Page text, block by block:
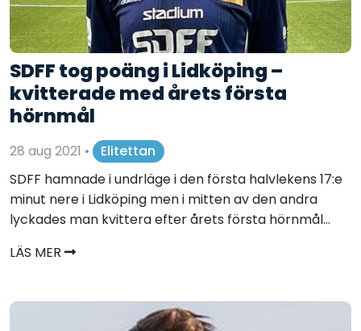
SDFF tog poäng i Lidköping –
kvitterade med årets första
hörnmål
28 aug 2021 •
Elitettan
SDFF hamnade i undrläge i den första halvlekens 17:e
minut nere i Lidköping men i mitten av den andra
lyckades man kvittera efter årets första hörnmål...
LÄS MER